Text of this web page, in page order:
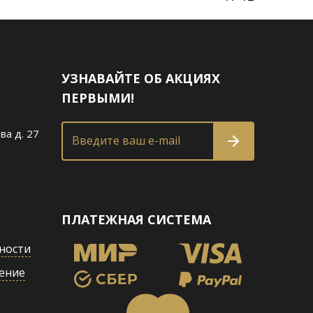
д. 27
УЗНАВАЙТЕ ОБ АКЦИЯХ
ПЕРВЫМИ!
Введите ваш e-mail
ПЛАТЕЖНАЯ СИСТЕМА